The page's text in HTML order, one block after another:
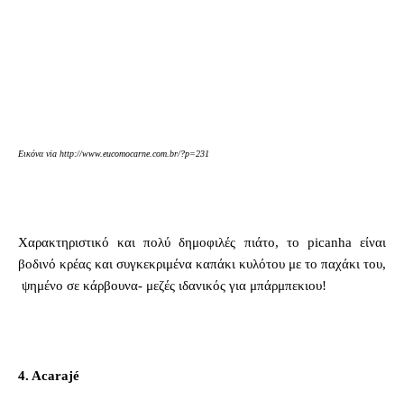
Eικόνα via http://www.eucomocarne.com.br/?p=231
Χαρακτηριστικό και πολύ δημοφιλές πιάτο, το picanha είναι
βοδινό κρέας και συγκεκριμένα καπάκι κυλότου με το παχάκι του,
ψημένο σε κάρβουνα- μεζές ιδανικός για μπάρμπεκιου!
4. Acarajé